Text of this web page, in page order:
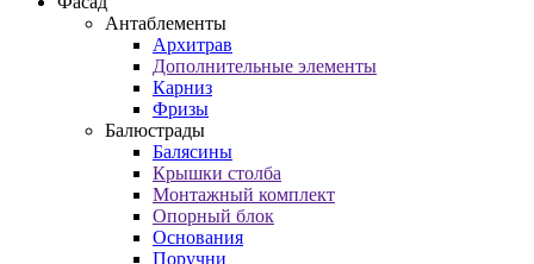
Антаблементы
Архитрав
Дополнительные элементы
Карниз
Фризы
Балюстрады
Балясины
Крышки столба
Монтажный комплект
Опорный блок
Основания
Поручни